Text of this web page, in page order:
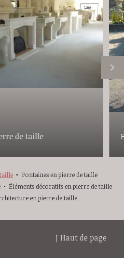
de taille
Fontaines en pierre de taille
Éléments décoratifs en pierre de taille
en pierre de taille
↑ Haut de page